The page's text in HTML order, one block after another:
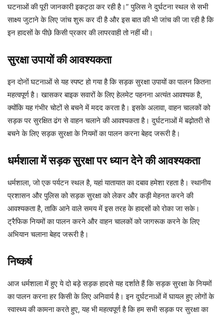
घटनाओं की पूरी जानकारी इकट्ठा कर रही है।” पुलिस ने दुर्घटना स्थल से सभी
साक्ष्य जुटाने के लिए जांच शुरू कर दी है और इस बात की भी जांच की जा रही है कि
इन हादसों के पीछे किसी प्रकार की लापरवाही तो नहीं थी।
सुरक्षा उपायों की आवश्यकता
इन दोनों घटनाओं से यह स्पष्ट हो गया है कि सड़क सुरक्षा उपायों का पालन कितना
महत्वपूर्ण है। खासकर बाइक सवारों के लिए हेलमेट पहनना अत्यंत आवश्यक है,
क्योंकि यह गंभीर चोटों से बचने में मदद करता है। इसके अलावा, वाहन चालकों को
सड़क पर सुरक्षित ढंग से वाहन चलाने की आवश्यकता है। दुर्घटनाओं में बढ़ोतरी से
बचने के लिए सड़क सुरक्षा के नियमों का पालन करना बेहद जरूरी है।
धर्मशाला में सड़क सुरक्षा पर ध्यान देने की आवश्यकता
धर्मशाला, जो एक पर्यटन स्थल है, यहां यातायात का दबाव हमेशा रहता है। स्थानीय
प्रशासन और पुलिस को सड़क सुरक्षा को लेकर और कड़ी मेहनत करने की
आवश्यकता है, ताकि आने वाले समय में इस तरह के हादसों को रोका जा सके।
ट्रैफिक नियमों का पालन करने और वाहन चालकों को जागरूक करने के लिए
अभियान चलाना बेहद जरूरी है।
निष्कर्ष
आज धर्मशाला में हुए ये दो बड़े सड़क हादसे यह दर्शाते हैं कि सड़क सुरक्षा के नियमों
का पालन करना हर किसी के लिए अनिवार्य है। इन दुर्घटनाओं में घायल हुए लोगों के
स्वास्थ्य की कामना करते हुए, यह भी महत्वपूर्ण है कि हम सभी सड़क पर सुरक्षा का